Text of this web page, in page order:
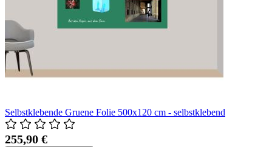
Selbstklebende Gruene Folie 500x120 cm - selbstklebend
255,90 €